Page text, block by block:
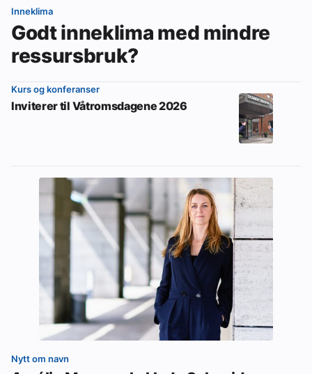
Inneklima
Godt inneklima med mindre
ressursbruk?
Kurs og konferanser
Inviterer til Våtromsdagene 2026
Nytt om navn